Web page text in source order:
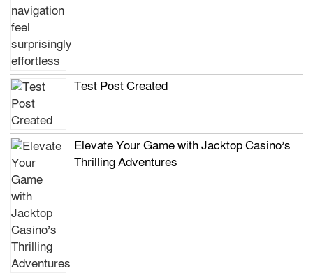
Test Post Created
Elevate Your Game with Jacktop Casino’s
Thrilling Adventures